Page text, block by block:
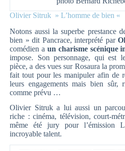
Olivier Sitruk » L’homme de bien «
Notons aussi la superbe prestance
bien » dit Pancrace, interprété par
comédien a un charisme scénique
impose. Son personnage, qui est
pièce, a des vues sur Rosaura la
fait tout pour les manipuler afin de
leurs engagements mais bien sûr,
comme prévu …
Olivier Sitruk a lui aussi un
riche : cinéma, télévision, court-
même été jury pour l’émission
incroyable talent.